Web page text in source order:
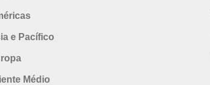
e Pacífico
Médio